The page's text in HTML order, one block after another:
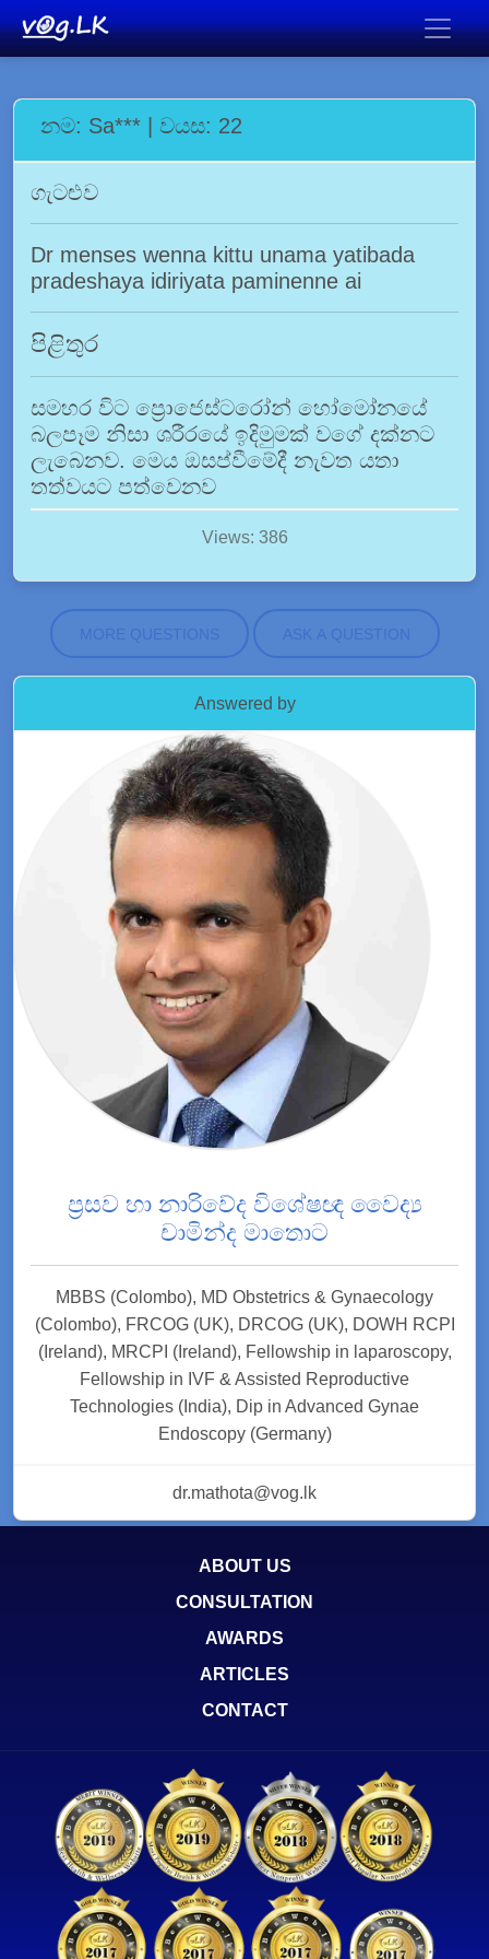
නම: Sa*** | වයස: 22
ගැටළුව
Dr menses wenna kittu unama yatibada
pradeshaya idiriyata paminenne ai
පිළිතුර
සමහර විට ප්‍රොජෙස්ටරෝන් හෝමෝනයේ
බලපෑම නිසා ශරීරයේ ඉදිමුමක් වගේ දක්නට
ලැබෙනව. මෙය ඔසප්වීමේදී නැවත යතා
තත්වයට පත්වෙනව‍
Views: 386
MORE QUESTIONS ASK A QUESTION
Answered by
ප්‍රසව හා නාරිවේද විශේෂඥ වෛද්‍ය
චාමින්ද මාතොට
MBBS (Colombo), MD Obstetrics & Gynaecology
(Colombo), FRCOG (UK), DRCOG (UK), DOWH RCPI
(Ireland), MRCPI (Ireland), Fellowship in laparoscopy,
Fellowship in IVF & Assisted Reproductive
Technologies (India), Dip in Advanced Gynae
Endoscopy (Germany)
dr.mathota@vog.lk
ABOUT US
CONSULTATION
AWARDS
ARTICLES
CONTACT